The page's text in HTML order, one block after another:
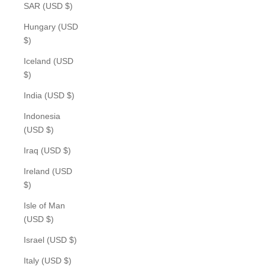
SAR (USD $)
Hungary (USD
$)
Iceland (USD
$)
India (USD $)
Indonesia
(USD $)
Iraq (USD $)
Ireland (USD
$)
Isle of Man
(USD $)
Israel (USD $)
Italy (USD $)